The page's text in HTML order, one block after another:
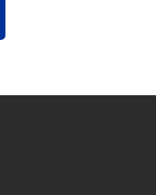
di
una